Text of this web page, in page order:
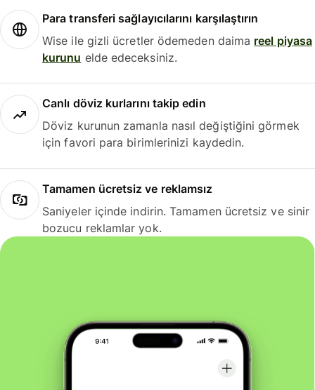
Para transferi sağlayıcılarını karşılaştırın
Wise ile gizli ücretler ödemeden daima reel piyasa
kurunu elde edeceksiniz.
Canlı döviz kurlarını takip edin
Döviz kurunun zamanla nasıl değiştiğini görmek
için favori para birimlerinizi kaydedin.
Tamamen ücretsiz ve reklamsız
Saniyeler içinde indirin. Tamamen ücretsiz ve sinir
bozucu reklamlar yok.